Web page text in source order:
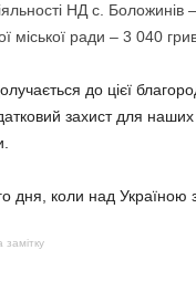
НД с. Боложинів
міської ради – 3 040
до цієї
захист для
дня, коли над Україною
замітку